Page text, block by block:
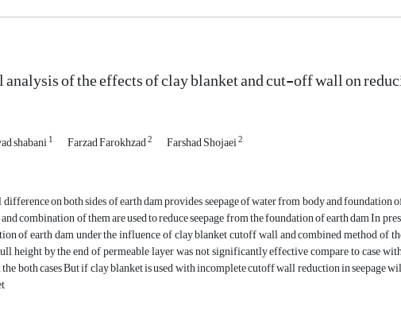
of the effects of clay blanket and cut-off wall on
shabani1 Farzad Farokhzad2 Farshad Shojaei2
on both sides of earth dam provides seepage of water from body and
combination of them are used to reduce seepage from the foundation of earth dam In
of earth dam under the influence of clay blanket cutoff wall and combined method of
height by the end of permeable layer was not significantly effective compare to case
both cases But if clay blanket is used with incomplete cutoff wall reduction in seepage